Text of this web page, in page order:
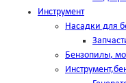
Инструмент
Насадки для
Бензопилы,